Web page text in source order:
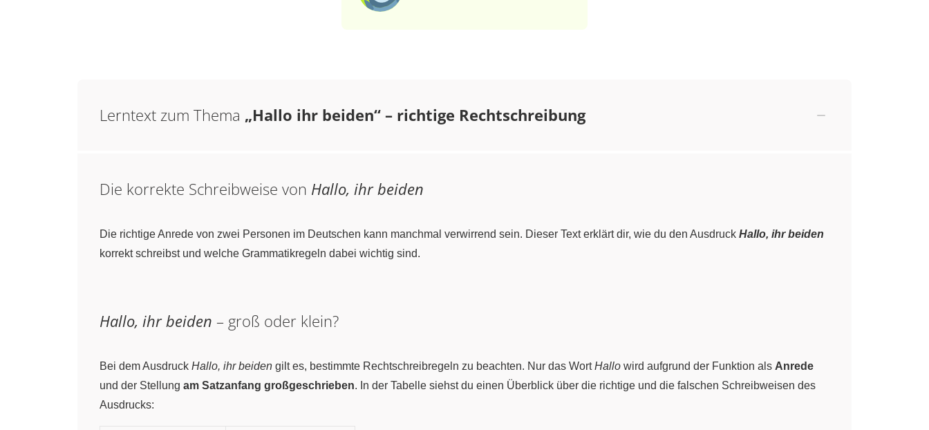
Lerntext zum Thema „Hallo ihr beiden“ – richtige Rechtschreibung
Die korrekte Schreibweise von Hallo, ihr beiden
Die richtige Anrede von zwei Personen im Deutschen kann manchmal verwirrend sein. Dieser Text erklärt dir, wie du den Ausdruck Hallo, ihr beiden
korrekt schreibst und welche Grammatikregeln dabei wichtig sind.
Hallo, ihr beiden – groß oder klein?
Bei dem Ausdruck Hallo, ihr beiden gilt es, bestimmte Rechtschreibregeln zu beachten. Nur das WortHallo wird aufgrund der Funktion als Anrede
und der Stellung am Satzanfang großgeschrieben. In der Tabelle siehst du einen Überblick über die richtige und die falschen Schreibweisen des
Ausdrucks: